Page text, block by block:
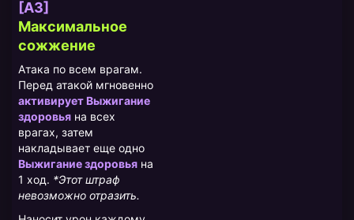
[A3]
Максимальное
сожжение
Атака по всем врагам.
Перед атакой мгновенно
активирует Выжигание
здоровья на всех
врагах, затем
накладывает еще одно
Выжигание здоровья на
1 ход. *Этот штраф
невозможно отразить.